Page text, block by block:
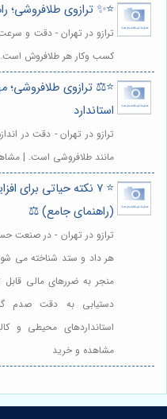
⭐️✨ ترازوی طلافروشی؛
ترازو در تهران - دقت و
کسب وکار هر طلافروش
⭐️⚖️ ترازوی
استاندارد
ترازو در تهران - دقت در
مانند طلافروشی است. |
⭐️ ۷ نکته حیاتی
(راهنمای جامع) ⚖️
ترازو در تهران - در صنعت
هر داد و ستد شناخته می
منجر به ضررهای مالی قابل
دستیابی به دقت صدم
استانداردهای محیطی و
مشاهده و خرید